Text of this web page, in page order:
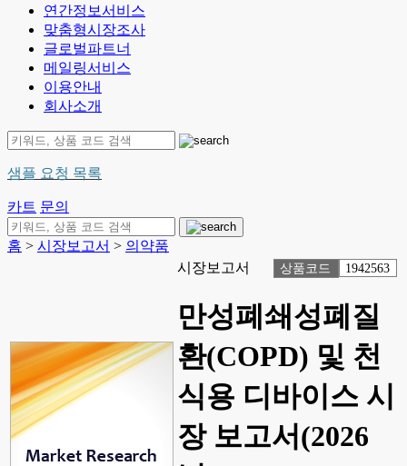
연간정보서비스
맞춤형시장조사
글로벌파트너
메일링서비스
이용안내
회사소개
샘플 요청 목록
카트 문의
홈 > 시장보고서 > 의약품
시장보고서
상품코드 1942563
만성폐쇄성폐질
환(COPD) 및 천
식용 디바이스 시
장 보고서(2026